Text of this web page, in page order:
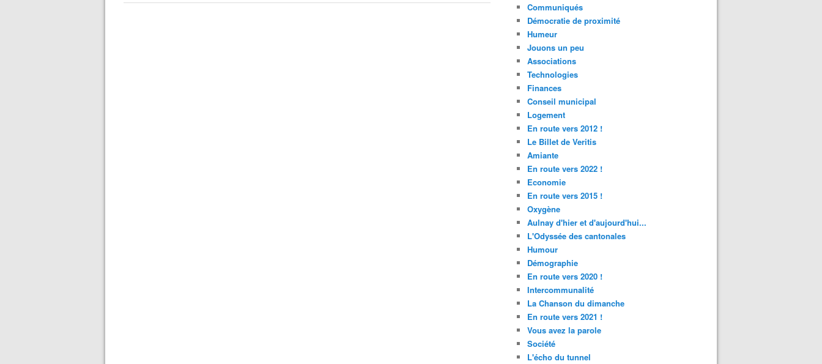
Communiqués
Démocratie de proximité
Humeur
Jouons un peu
Associations
Technologies
Finances
Conseil municipal
Logement
En route vers 2012 !
Le Billet de Veritis
Amiante
En route vers 2022 !
Economie
En route vers 2015 !
Oxygène
Aulnay d'hier et d'aujourd'hui...
L'Odyssée des cantonales
Humour
Démographie
En route vers 2020 !
Intercommunalité
La Chanson du dimanche
En route vers 2021 !
Vous avez la parole
Société
L'écho du tunnel